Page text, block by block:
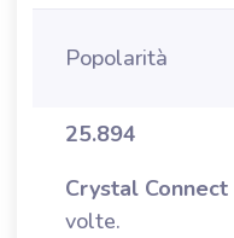
Popolarità
25.894
Crystal Connect
volte.